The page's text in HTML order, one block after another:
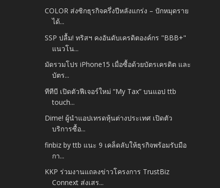
COLOR ส่งซิกธุรกิจครึ่งปีหลังแกร่ง – ปักหมุดราย
ได้...
SSP ปลื้ม! ทริสฯ คงอันดับเครดิตองค์กร "BBB+"
แนวโน...
มัดรวมโปร iPhone15 เมื่อซื้อด้วยบัตรเครดิต และ
บัตร...
ทีทีบี เปิดตัวฟีเจอร์ใหม่ “My Tax” บนแอป ttb
touch...
Dime! ผู้นำแอปเทรดหุ้นต่างประเทศ เปิดตัว
บริการซื้อ...
finbiz by ttb แนะ 9 เคล็ดลับให้ธุรกิจพร้อมรับมือ
กา...
KKP ร่วมงานแถลงข่าวโครงการ TrustBiz
Connext ส่งเสร...